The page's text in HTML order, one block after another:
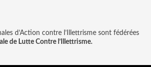
d’Action contre l’Illettrisme sont fédérées
de Lutte Contre l’Illettrisme.